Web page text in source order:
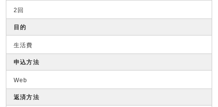
2回
目的
生活費
申込方法
Web
返済方法